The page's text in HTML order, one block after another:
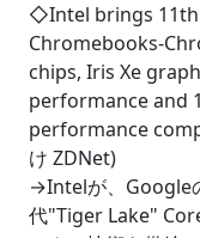
◇Intel brings 11th
Chromebooks-
chips, Iris Xe
performance and
performance
け ZDNet)
→Intelが、Google
代"Tiger Lake"